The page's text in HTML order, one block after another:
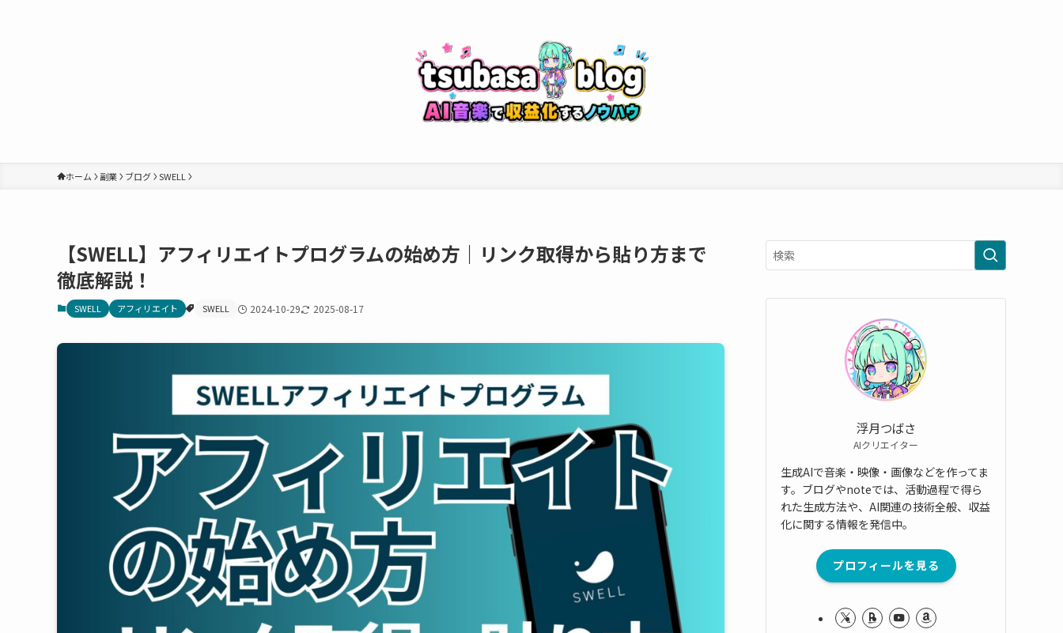
ホーム 副業 ブログ SWELL
【SWELL】アフィリエイトプログラムの始め方｜リンク取得から貼り方まで
徹底解説！
SWELL アフィリエイト SWELL 2024-10-29 2025-08-17
浮月つばさ
AIクリエイター
生成AIで音楽・映像・画像などを作ってま
す。ブログやnoteでは、活動過程で得ら
れた生成方法や、AI関連の技術全般、収益
化に関する情報を発信中。
プロフィールを見る